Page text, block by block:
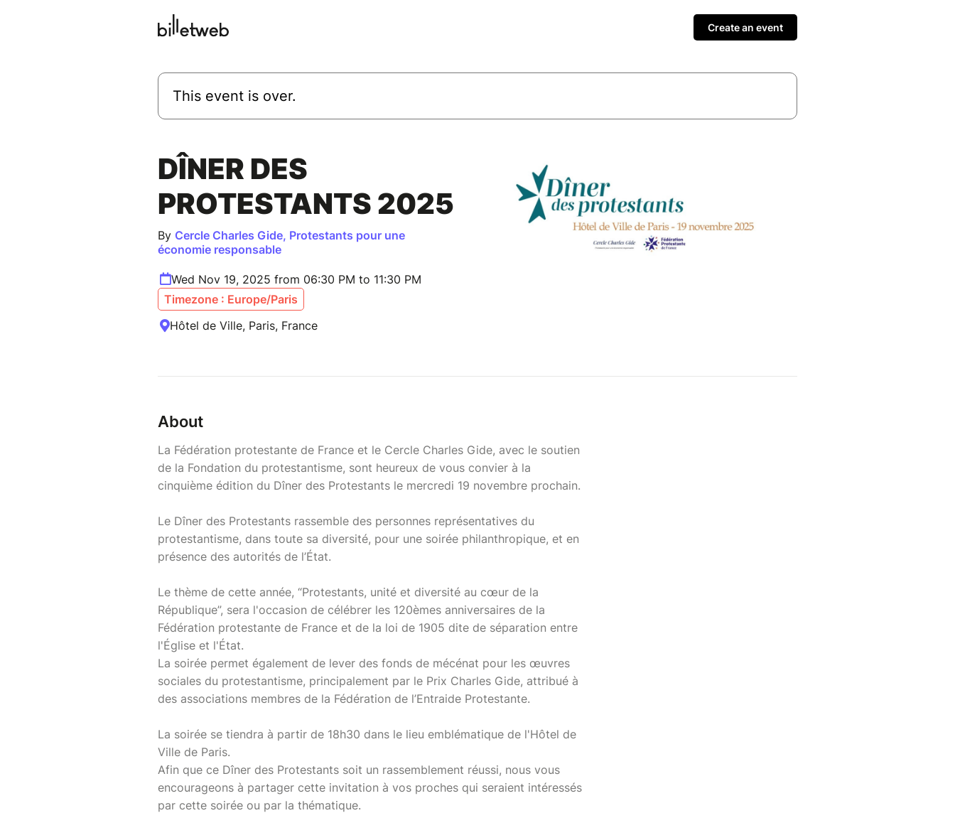
Create an event
This event is over.
DÎNER DES
PROTESTANTS 2025
By Cercle Charles Gide, Protestants pour une
économie responsable
Wed Nov 19, 2025 from 06:30 PM to 11:30 PM
Timezone : Europe/Paris
Hôtel de Ville, Paris, France
About
La Fédération protestante de France et le Cercle Charles Gide, avec le soutien
de la Fondation du protestantisme, sont heureux de vous convier à la
cinquième édition du Dîner des Protestants le mercredi 19 novembre prochain.
Le Dîner des Protestants rassemble des personnes représentatives du
protestantisme, dans toute sa diversité, pour une soirée philanthropique, et en
présence des autorités de l’État.
Le thème de cette année, “Protestants, unité et diversité au cœur de la
République”, sera l'occasion de célébrer les 120èmes anniversaires de la
Fédération protestante de France et de la loi de 1905 dite de séparation entre
l'Église et l'État.
La soirée permet également de lever des fonds de mécénat pour les œuvres
sociales du protestantisme, principalement par le Prix Charles Gide, attribué à
des associations membres de la Fédération de l’Entraide Protestante.
La soirée se tiendra à partir de 18h30 dans le lieu emblématique de l'Hôtel de
Ville de Paris.
Afin que ce Dîner des Protestants soit un rassemblement réussi, nous vous
encourageons à partager cette invitation à vos proches qui seraient intéressés
par cette soirée ou par la thématique.